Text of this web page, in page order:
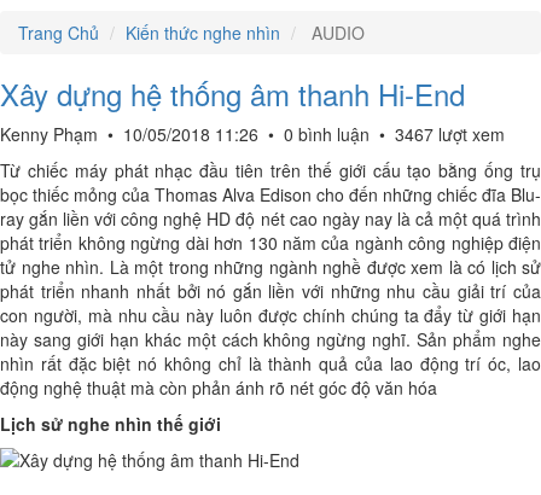
Trang Chủ
Kiến thức nghe nhìn AUDIO
Xây dựng hệ thống âm thanh Hi-End
Kenny Phạm • 10/05/2018 11:26 • 0 bình luận • 3467 lượt xem
Từ chiếc máy phát nhạc đầu tiên trên thế giới cấu tạo bằng ống trụ
bọc thiếc mỏng của Thomas Alva Edison cho đến những chiếc đĩa Blu-
ray gắn liền với công nghệ HD độ nét cao ngày nay là cả một quá trình
phát triển không ngừng dài hơn 130 năm của ngành công nghiệp điện
tử nghe nhìn. Là một trong những ngành nghề được xem là có lịch sử
phát triển nhanh nhất bởi nó gắn liền với những nhu cầu giải trí của
con người, mà nhu cầu này luôn được chính chúng ta đẩy từ giới hạn
này sang giới hạn khác một cách không ngừng nghĩ. Sản phẩm nghe
nhìn rất đặc biệt nó không chỉ là thành quả của lao động trí óc, lao
động nghệ thuật mà còn phản ánh rõ nét góc độ văn hóa
Lịch sử nghe nhìn thế giới